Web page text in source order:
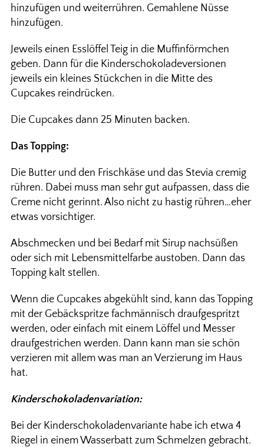
hinzufügen und weiterrühren. Gemahlene Nüsse
hinzufügen.
Jeweils einen Esslöffel Teig in die Muffinförmchen
geben. Dann für die Kinderschokoladeversionen
jeweils ein kleines Stückchen in die Mitte des
Cupcakes reindrücken.
Die Cupcakes dann 25 Minuten backen.
Das Topping:
Die Butter und den Frischkäse und das Stevia cremig
rühren. Dabei muss man sehr gut aufpassen, dass die
Creme nicht gerinnt. Also nicht zu hastig rühren…eher
etwas vorsichtiger.
Abschmecken und bei Bedarf mit Sirup nachsüßen
oder sich mit Lebensmittelfarbe austoben. Dann das
Topping kalt stellen.
Wenn die Cupcakes abgekühlt sind, kann das Topping
mit der Gebäckspritze fachmännisch draufgespritzt
werden, oder einfach mit einem Löffel und Messer
draufgestrichen werden. Dann kann man sie schön
verzieren mit allem was man an Verzierung im Haus
hat.
Kinderschokoladenvariation:
Bei der Kinderschokoladenvariante habe ich etwa 4
Riegel in einem Wasserbatt zum Schmelzen gebracht.